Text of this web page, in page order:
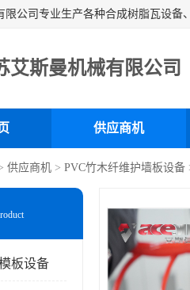
艾斯曼机械有限公司
供应商机
供应商机 > PVC竹木纤维护墙板设备
板设备